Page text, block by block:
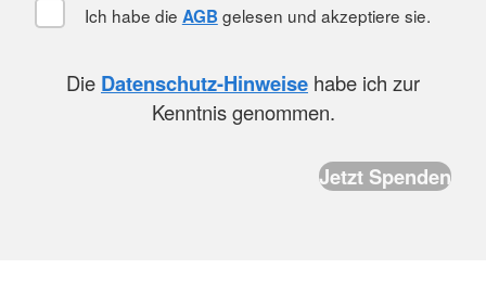
Ich habe die AGB gelesen und akzeptiere sie.
Die Datenschutz-Hinweise habe ich zur
Kenntnis genommen.